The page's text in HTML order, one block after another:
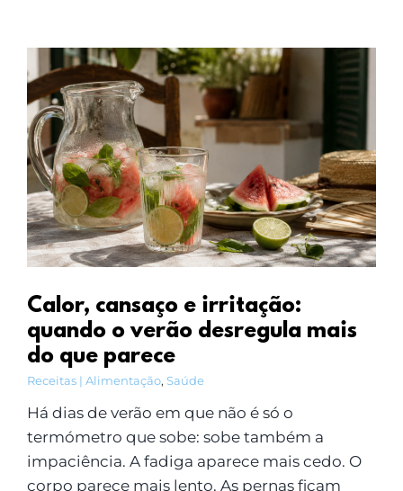
Calor, cansaço e irritação:
quando o verão desregula mais
do que parece
Receitas | Alimentação, Saúde
Há dias de verão em que não é só o
termómetro que sobe: sobe também a
impaciência. A fadiga aparece mais cedo. O
corpo parece mais lento. As pernas ficam